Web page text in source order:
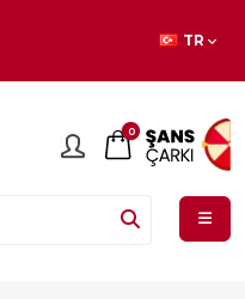
TR
0